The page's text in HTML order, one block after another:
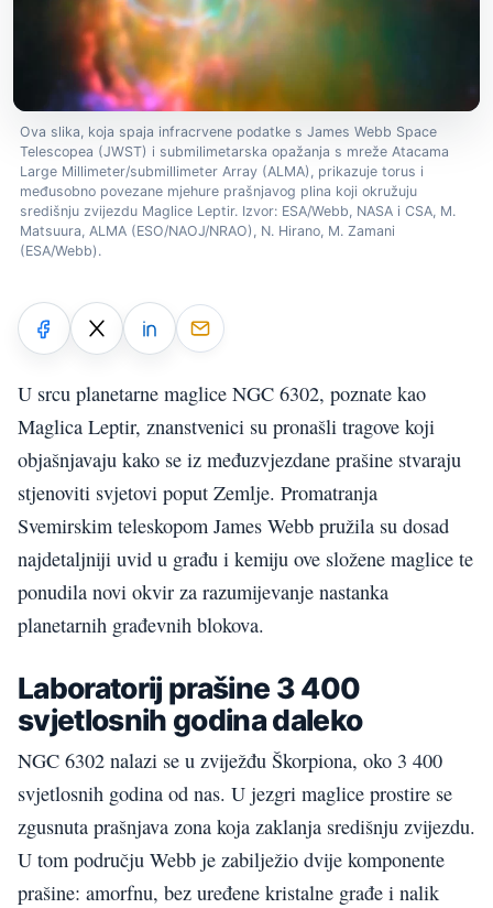
Ova slika, koja spaja infracrvene podatke s James Webb Space
Telescopea (JWST) i submilimetarska opažanja s mreže Atacama
Large Millimeter/submillimeter Array (ALMA), prikazuje torus i
međusobno povezane mjehure prašnjavog plina koji okružuju
središnju zvijezdu Maglice Leptir. Izvor: ESA/Webb, NASA i CSA, M.
Matsuura, ALMA (ESO/NAOJ/NRAO), N. Hirano, M. Zamani
(ESA/Webb).
U srcu planetarne maglice NGC 6302, poznate kao
Maglica Leptir, znanstvenici su pronašli tragove koji
objašnjavaju kako se iz međuzvjezdane prašine stvaraju
stjenoviti svjetovi poput Zemlje. Promatranja
Svemirskim teleskopom James Webb pružila su dosad
najdetaljniji uvid u građu i kemiju ove složene maglice te
ponudila novi okvir za razumijevanje nastanka
planetarnih građevnih blokova.
Laboratorij prašine 3 400
svjetlosnih godina daleko
NGC 6302 nalazi se u zviježđu Škorpiona, oko 3 400
svjetlosnih godina od nas. U jezgri maglice prostire se
zgusnuta prašnjava zona koja zaklanja središnju zvijezdu.
U tom području Webb je zabilježio dvije komponente
prašine: amorfnu, bez uređene kristalne građe i nalik